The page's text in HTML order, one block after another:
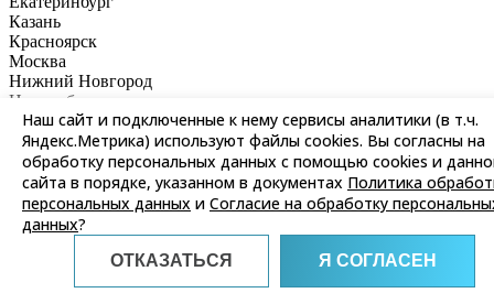
Наш сайт и подключенные к нему сервисы аналитики (в т.ч.
Яндекс.Метрика) используют файлы cookies. Вы согласны на
обработку персональных данных с помощью cookies и
сайта в порядке, указанном в документах Политика
персональных данных и Согласие на обработку
данных?
ОТКАЗАТЬСЯ Я СОГЛАСЕН
Казань
Красноярск
Москва
Нижний Новгород
Новосибирск
Омск
Пермь
Ростов-на-Дону
Самара
Санкт-Петербург
Саратов
Уфа